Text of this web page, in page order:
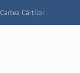
Cartea Cărților